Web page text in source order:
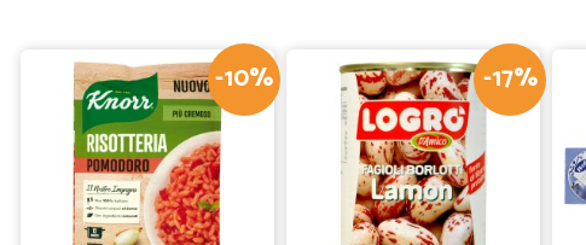
-10% -17%